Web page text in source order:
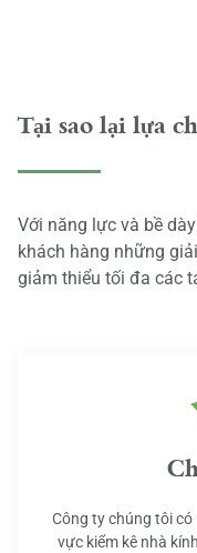
Tại sao lại lựa
Với năng lực và bề
khách hàng những
giảm thiểu tối đa các
Công ty chúng tôi
vực kiểm kê nhà